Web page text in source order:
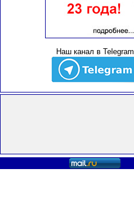
Наш канал в Telegram